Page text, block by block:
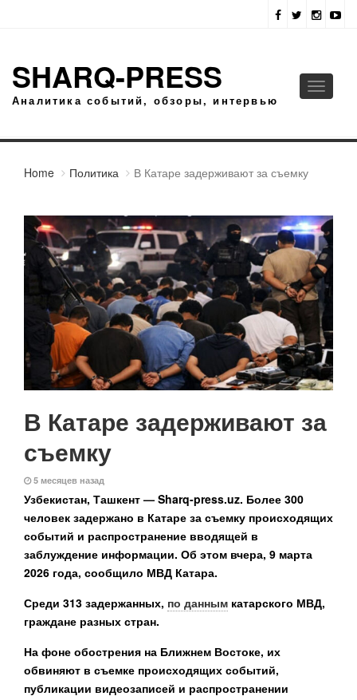
SHARQ-PRESS
Аналитика событий, обзоры, интервью
Toggle
Home Политика В Катаре задерживают за съемку
В Катаре задерживают за
съемку
5 месяцев назад
Узбекистан, Ташкент — Sharq-press.uz. Более 300
человек задержано в Катаре за съемку происходящих
событий и распространение вводящей в
заблуждение информации. Об этом вчера, 9 марта
2026 года, сообщило МВД Катара.
Среди 313 задержанных, по данным катарского МВД,
граждане разных стран.
На фоне обострения на Ближнем Востоке, их
обвиняют в съемке происходящих событий,
публикации видеозаписей и распространении